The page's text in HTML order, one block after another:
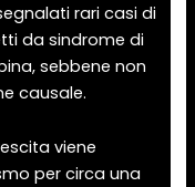
rari casi di
da sindrome di
sebbene non
causale.
viene
per circa una